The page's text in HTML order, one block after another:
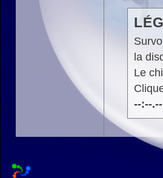
la
Le
--:--.--